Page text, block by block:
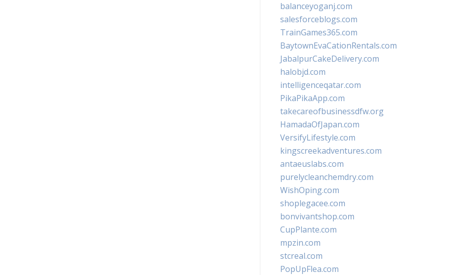
balanceyoganj.com
salesforceblogs.com
TrainGames365.com
BaytownEvaCationRentals.com
JabalpurCakeDelivery.com
halobjd.com
intelligenceqatar.com
PikaPikaApp.com
takecareofbusinessdfw.org
HamadaOfJapan.com
VersifyLifestyle.com
kingscreekadventures.com
antaeuslabs.com
purelycleanchemdry.com
WishOping.com
shoplegacee.com
bonvivantshop.com
CupPlante.com
mpzin.com
stcreal.com
PopUpFlea.com